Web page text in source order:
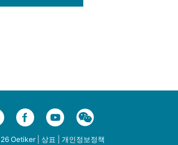
Oetiker | 상표 개인정보정책